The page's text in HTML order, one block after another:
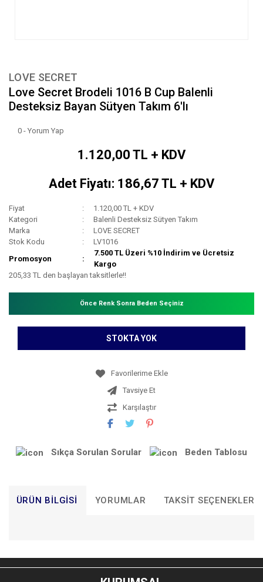
LOVE SECRET
Love Secret Brodeli 1016 B Cup Balenli
Desteksiz Bayan Sütyen Takım 6'lı
0 - Yorum Yap
1.120,00 TL + KDV
Adet Fiyatı: 186,67 TL + KDV
Fiyat
1.120,00 TL + KDV
Kategori
Balenli Desteksiz Sütyen Takım
Marka
LOVE SECRET
Stok Kodu
LV1016
Promosyon
7.500 TL Üzeri %10 İndirim ve Ücretsiz
Kargo
205,33 TL den başlayan taksitlerle!!
Önce Renk Sonra Beden Seçiniz
STOKTA YOK
Tavsiye Et
Karşılaştır
Sıkça Sorulan Sorular Beden Tablosu
ÜRÜN BILGISI YORUMLAR TAKSIT SEÇENEKLERI
Bu ürünün fiyat bilgisi, resim, ürün açıklamalarında ve diğer
konularda yetersiz gördüğünüz noktaları öneri formunu
kullanarak tarafımıza iletebilirsiniz.